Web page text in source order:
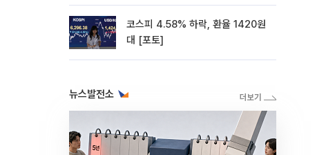
코스피 4.58% 하락, 환율 1420원
대 [포토]
뉴스발전소